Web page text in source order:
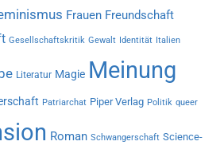
Frauen Freundschaft
Gesellschaftskritik Gewalt Identität Italien
Literatur Magie Meinung
Patriarchat Piper Verlag Politik queer
Roman Schwangerschaft Science-